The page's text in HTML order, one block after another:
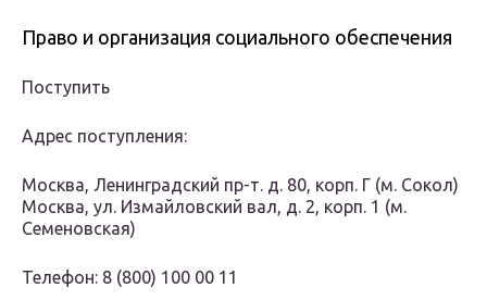
Право и организация социального обеспечения
Поступить
Адрес поступления:
Москва, Ленинградский пр-т. д. 80, корп. Г (м. Сокол)
Москва, ул. Измайловский вал, д. 2, корп. 1 (м.
Семеновская)
Телефон: 8 (800) 100 00 11